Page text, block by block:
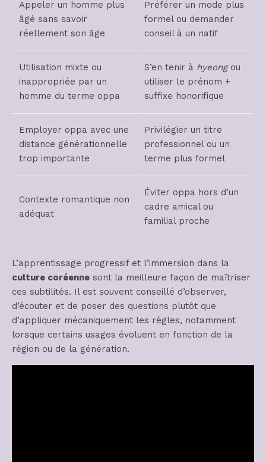
Appeler un homme plus
âgé sans savoir
réellement son âge
Préférer un mode plus
formel ou demander
conseil à un natif
Utilisation mixte ou
inappropriée par un
homme du terme oppa
S’en tenir à hyeongou
utiliser le prénom +
suffixe honorifique
Employer oppa avec une
distance générationnelle
trop importante
Privilégier un titre
professionnel ou un
terme plus formel
Contexte romantique non
adéquat
Éviter oppa hors d’un
cadre amical ou
familial proche
L’apprentissage progressif et l’immersion dans la
culture coréenne sont la meilleure façon de maîtriser
ces subtilités. Il est souvent conseillé d’observer,
d’écouter et de poser des questions plutôt que
d’appliquer mécaniquement les règles, notamment
lorsque certains usages évoluent en fonction de la
région ou de la génération.